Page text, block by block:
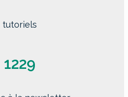
tutoriels
1229